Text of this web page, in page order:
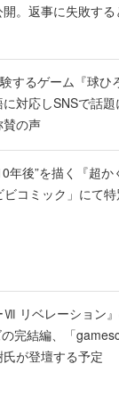
。返事に失敗する
するゲーム『球
対応しSNSで話
賛の声
年後”を描く『超
コミック」にて
Ⅶ リベレーション
完結編、「
が登壇する予定